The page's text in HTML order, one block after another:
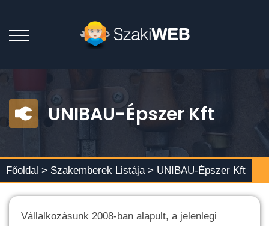
UNIBAU-Épszer Kft
Főoldal > Szakemberek Listája > UNIBAU-Épszer Kft
Vállalkozásunk 2008-ban alapult, a jelenlegi